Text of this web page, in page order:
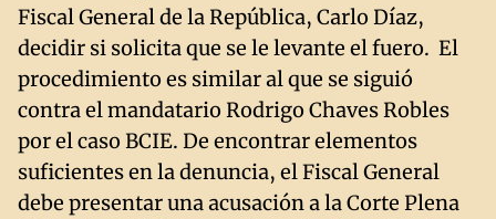
Fiscal General de la República, Carlo Díaz,
decidir si solicita que se le levante el fuero. El
procedimiento es similar al que se siguió
contra el mandatario Rodrigo Chaves Robles
por el caso BCIE. De encontrar elementos
suficientes en la denuncia, el Fiscal General
debe presentar una acusación a la Corte Plena